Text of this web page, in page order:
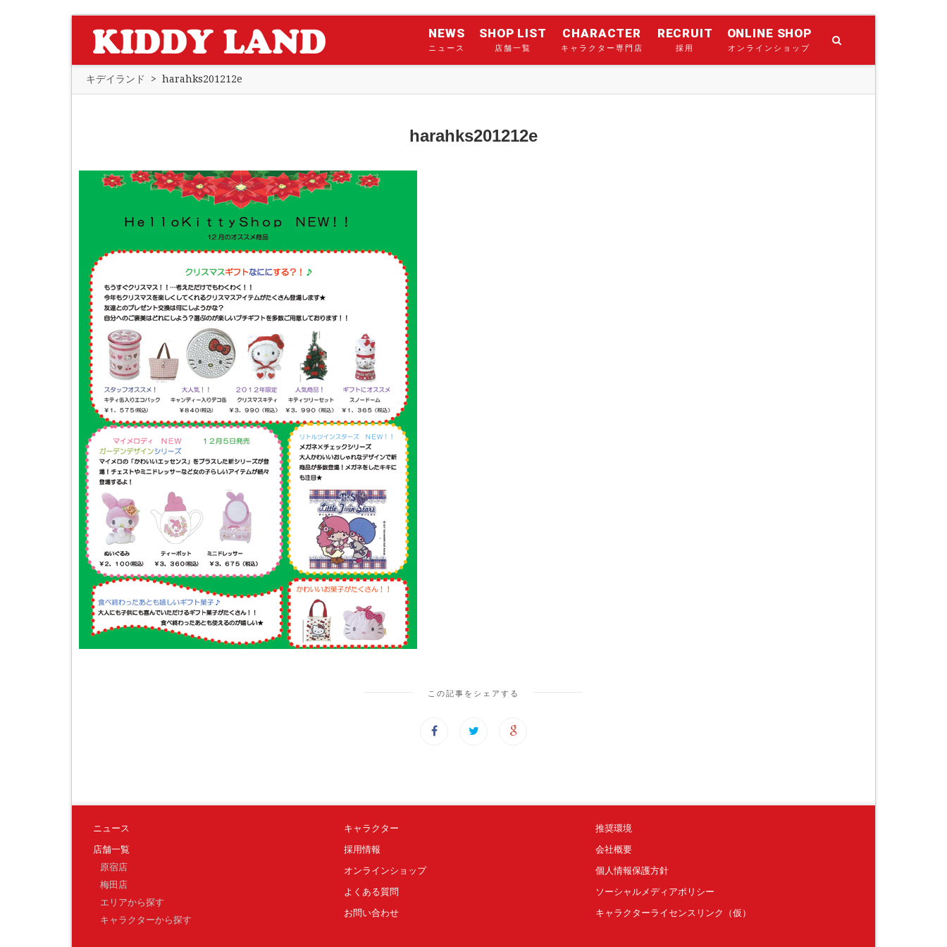
NEWS
ニュース
SHOP LIST
店舗一覧
CHARACTER
キャラクター専門店
RECRUIT
採用
ONLINE SHOP
オンラインショップ
キデイランド > harahks201212e
harahks201212e
この記事をシェアする
ニュース
店舗一覧
原宿店
梅田店
エリアから探す
キャラクターから探す
キャラクター
採用情報
オンラインショップ
よくある質問
お問い合わせ
推奨環境
会社概要
個人情報保護方針
ソーシャルメディアポリシー
キャラクターライセンスリンク（仮）